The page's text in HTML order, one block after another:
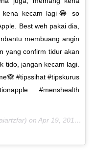
kena kecam lagi😂 so
Best weh pakai dia,
membuang angin
yang confirm tidur akan
tido, jangan kecam lagi.
#tipssihat #tipskurus
#menshealth
on Apr 19, 2017 at 9:51am PDT